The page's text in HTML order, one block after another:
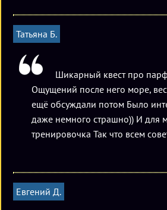
Татьяна Б.
Шикарный квест про
Ощущений после него море,
ещё обсуждали потом Было
даже немного страшно)) И для
тренировочка Так что всем
Евгений Д.